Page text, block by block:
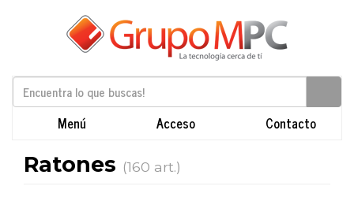
Menú Acceso Contacto
Ratones (160 art.)